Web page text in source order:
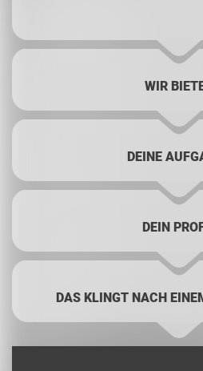
WIR
DEINE
DEIN
DAS KLINGT NACH